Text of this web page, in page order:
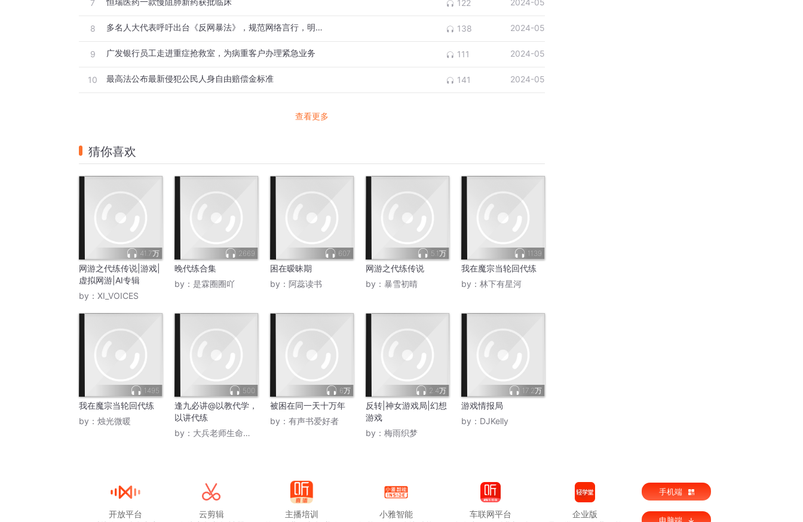
视之为“事业”的工作。刘保天对记者说，他现在打游戏打得心智就像个八九岁的小孩;刘森则表示，自己对家人失
望，不恨他们但也不想再获取他们的理解。
抽痛，烟瘾越来越大，咳嗽得厉害，身体状况差得不像一个年轻人。
个行业已经过了高速发展时期，进入了残酷的存量争夺。
“无论哪个职业，争夺存量都是残酷的，内卷和收入萎缩是难以避免的。”上述业内人士感慨，社会上都说打工人
有“35岁危机”，但在代练行业，这个岁数被降至25岁。
行业内很少能见到25岁以上的游戏代练。一位24岁的代练告诉新京报记者，自己目前的精力和体力已经支撑不了
每天十几个小时的高强度游戏，并且即便每天能坚持玩十几个小时，反应速度也明显比不过20岁左右的同事。
收入萎缩是代练们面临的更现实难题。相关业内人士介绍，2019年前后，行业内腰部人员月收入平均可达10000
元左右，上游收入平均可达每月2万元，金字塔尖上年入百万的也大有人在。如今，随着入行人员越来越多，绝大
多数代练的收入被卡在了4000元左右，即便是上游，平均月入能维持在1万元已经不错。
产业链
国内某游戏公司高管陆桥向记者介绍，国内代练行业大概是在2000年前后，网游随电脑普及时诞生的。当时代练
和代练工作室的业务形态还只包含装备代刷、战场指挥等。2010年前后，随着电子竞技和天梯排位概念普及，代
练又发展出了代上分、升段位类的业务。直到今天，代练行业又发展出了代练、陪玩等细分领域。
针对不同的游戏，代练给普通玩家带来的影响并不一样。网名为“宝哥聊游戏”的某游戏公司创始人对新京报记者
说，代练会破坏部分游戏的公平竞技环境，还会让有的游戏环境变得更加内卷，“让玩家觉得不是在玩游戏，而是
在上班”。
录“老板”的账号，绕过计算方法，对低水平玩家进行“降维打击”。
陈风说，一旦对面出现代练，游戏对局往往会失去竞技性，呈一边倒的态势。这是普通的MOBA玩家抗拒遇到代练
的核心原因。
7 122 2024-05
8 多名人大代表呼吁出台《反网暴法》，规范网络言行，明确各方责任 138 2024-05
9 广发银行员工走进重症抢救室，为病重客户办理紧急业务 111 2024-05
10 最高法公布最新侵犯公民人身自由赔偿金标准 141 2024-05
查看更多
猜你喜欢
41.7万
网游之代练传说|游戏|
虚拟网游|AI专辑
by： XI_VOICES
2669
晚代练合集
by： 是霖圈圈吖
607
困在暧昧期
by： 阿蕊读书
5.1万
网游之代练传说
by： 暴雪初晴
1139
我在魔宗当轮回代练
by： 林下有星河
1495
我在魔宗当轮回代练
by： 烛光微暖
500
逢九必讲@以教代学，
以讲代练
by： 大兵老师生命效能管理
6万
被困在同一天十万年
by： 有声书爱好者
2.4万
反转|神女游戏局|幻想
游戏
by： 梅雨织梦
17.2万
游戏情报局
by： DJKelly
开放平台
云剪辑
主播培训
小雅智能
车联网平台
企业版
手机端